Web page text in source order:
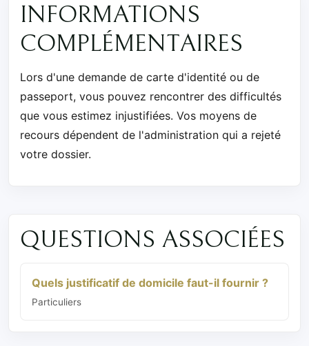
INFORMATIONS
COMPLÉMENTAIRES
Lors d'une demande de carte d'identité ou de
passeport, vous pouvez rencontrer des difficultés
que vous estimez injustifiées. Vos moyens de
recours dépendent de l'administration qui a rejeté
votre dossier.
QUESTIONS ASSOCIÉES
Quels justificatif de domicile faut-il fournir ?
Particuliers